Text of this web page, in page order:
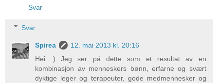
Svar
Svar
Spirea
12. mai 2013 kl. 20:16
Hei :) Jeg ser på dette som et resultat av en
kombinasjon av menneskers bønn, erfarne og svært
dyktige leger og terapeuter, gode medmennesker og